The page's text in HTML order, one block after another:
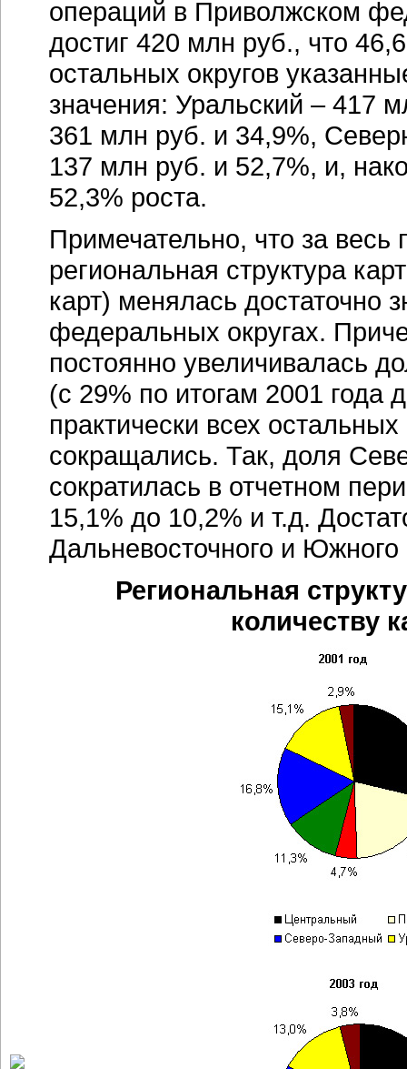
операций в Приволжском
достиг 420 млн руб., что
остальных округов
значения: Уральский – 417
361 млн руб. и 34,9%,
137 млн руб. и 52,7%, и,
52,3% роста.
Примечательно, что за
региональная структура
карт) менялась достаточно
федеральных округах.
постоянно увеличивалась
(с 29% по итогам 2001 года
практически всех
сокращались. Так, доля
сократилась в отчетном
15,1% до 10,2% и т.д.
Дальневосточного и
Региональная
количеству